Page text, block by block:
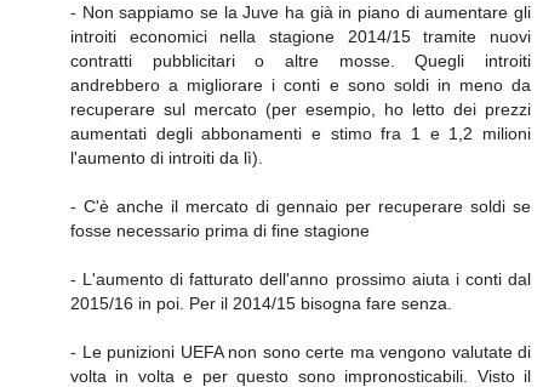
- Non sappiamo se la Juve ha già in piano di aumentare gli
introiti economici nella stagione 2014/15 tramite nuovi
contratti pubblicitari o altre mosse. Quegli introiti
andrebbero a migliorare i conti e sono soldi in meno da
recuperare sul mercato (per esempio, ho letto dei prezzi
aumentati degli abbonamenti e stimo fra 1 e 1,2 milioni
l'aumento di introiti da lì).
- C'è anche il mercato di gennaio per recuperare soldi se
fosse necessario prima di fine stagione
- L'aumento di fatturato dell'anno prossimo aiuta i conti dal
2015/16 in poi. Per il 2014/15 bisogna fare senza.
- Le punizioni UEFA non sono certe ma vengono valutate di
volta in volta e per questo sono impronosticabili. Visto il